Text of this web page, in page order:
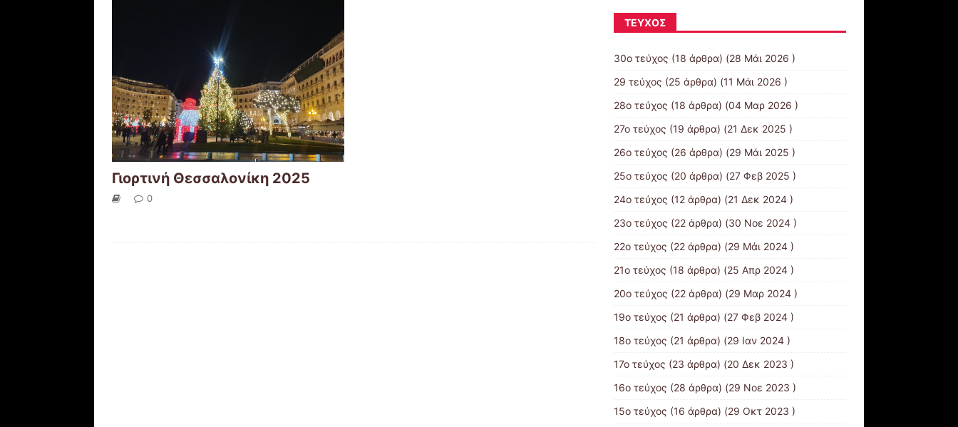
Γιορτινή Θεσσαλονίκη 2025
0
ΤΕΎΧΟΣ
30ο τεύχος (18 άρθρα) (28 Μάι 2026 )
29 τεύχος (25 άρθρα) (11 Μάι 2026 )
28ο τεύχος (18 άρθρα) (04 Μαρ 2026 )
27ο τεύχος (19 άρθρα) (21 Δεκ 2025 )
26ο τεύχος (26 άρθρα) (29 Μάι 2025 )
25ο τεύχος (20 άρθρα) (27 Φεβ 2025 )
24ο τεύχος (12 άρθρα) (21 Δεκ 2024 )
23ο τεύχος (22 άρθρα) (30 Νοε 2024 )
22ο τεύχος (22 άρθρα) (29 Μάι 2024 )
21o τεύχος (18 άρθρα) (25 Απρ 2024 )
20ο τεύχος (22 άρθρα) (29 Μαρ 2024 )
19ο τεύχος (21 άρθρα) (27 Φεβ 2024 )
18ο τεύχος (21 άρθρα) (29 Ιαν 2024 )
17o τεύχος (23 άρθρα) (20 Δεκ 2023 )
16ο τεύχος (28 άρθρα) (29 Νοε 2023 )
15ο τεύχος (16 άρθρα) (29 Οκτ 2023 )